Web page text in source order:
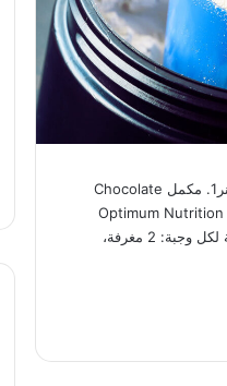
المحتويات مكملات الماس جينر1. مكمل Chocolate
Less Naked Mass2. مكمل Optimum Nutrition
Serious Massالقيمة الغذائية لكل وجبة: 2 مغرفة،